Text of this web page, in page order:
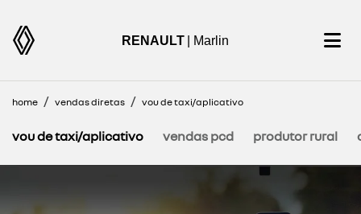
RENAULT | Marlin
home vendas diretas vou de taxi/aplicativo
vendas pcd
vou de taxi/aplicativo produtor rural